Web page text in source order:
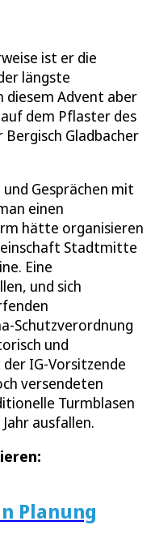
ist er die
längste
diesem Advent aber
dem Pflaster des
Gladbacher
Gesprächen mit
einen
hätte organisieren
Stadtmitte
Eine
und sich
Schutzverordnung
und
IG-Vorsitzende
versendeten
Turmblasen
ausfallen.
Planung